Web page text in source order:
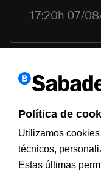
Política de
Utilizamos
técnicos,
Estas últimas